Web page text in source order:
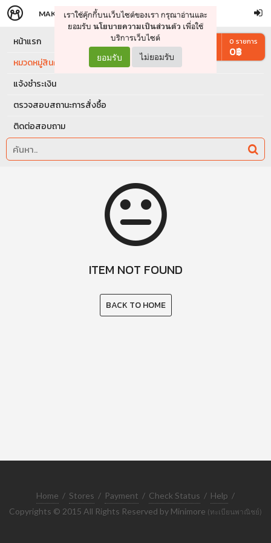
จัดการรถเข็น ดำเนินการต่อ
MAKERS STORE
เราใช้คุ๊กกี้บนเว็บไซต์ของเรา กรุณาอ่านและ
ยอมรับ นโยบายความเป็นส่วนตัว เพื่อใช้
บริการเว็บไซต์
ยอมรับ ไม่ยอมรับ
หน้าแรก
หมวดหมู่สินค้า
แจ้งชำระเงิน
ตรวจสอบสถานะการสั่งซื้อ
ติดต่อสอบถาม
0 รายการ
0฿
ITEM NOT FOUND
BACK TO HOME
Home / Stores / Payment / Check Status / Help /
Copyrights © 2015 All Rights Reserved by Minimore (ทะเบียนพาณิชย์)